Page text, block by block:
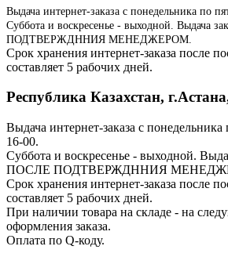
Выдача интернет-заказа с понедельника по
Суббота и воскресенье - выходной. Выдача
ПОДТВЕРЖДННИЯ МЕНЕДЖЕРОМ.
Срок хранения интернет-заказа после
составляет 5 рабочих дней.
Республика Казахстан,
Выдача интернет-заказа с
16-00.
Суббота и воскресенье - выходной.
ПОСЛЕ ПОДТВЕРЖДННИЯ
Срок хранения интернет-заказа после
составляет 5 рабочих дней.
При наличии товара на складе - на
оформления заказа.
Оплата по Q-коду.